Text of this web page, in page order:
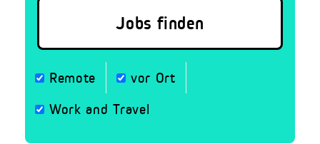
Remote vor Ort
Work and Travel